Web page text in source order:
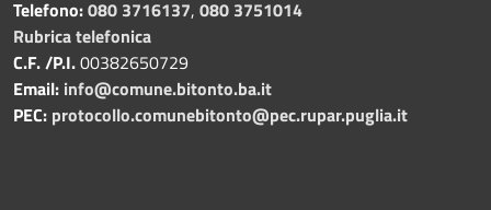
Telefono:080 3716137, 080 3751014
Rubrica telefonica
C.F. /P.I.00382650729
Email: info@comune.bitonto.ba.it
PEC: protocollo.comunebitonto@pec.rupar.puglia.it